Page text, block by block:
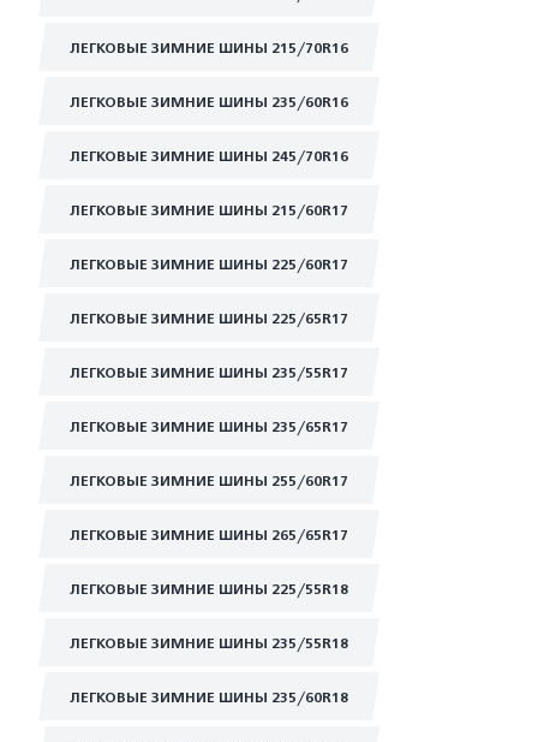
ЛЕГКОВЫЕ ЗИМНИЕ ШИНЫ 215/70R16
ЛЕГКОВЫЕ ЗИМНИЕ ШИНЫ 235/60R16
ЛЕГКОВЫЕ ЗИМНИЕ ШИНЫ 245/70R16
ЛЕГКОВЫЕ ЗИМНИЕ ШИНЫ 215/60R17
ЛЕГКОВЫЕ ЗИМНИЕ ШИНЫ 225/60R17
ЛЕГКОВЫЕ ЗИМНИЕ ШИНЫ 225/65R17
ЛЕГКОВЫЕ ЗИМНИЕ ШИНЫ 235/55R17
ЛЕГКОВЫЕ ЗИМНИЕ ШИНЫ 235/65R17
ЛЕГКОВЫЕ ЗИМНИЕ ШИНЫ 255/60R17
ЛЕГКОВЫЕ ЗИМНИЕ ШИНЫ 265/65R17
ЛЕГКОВЫЕ ЗИМНИЕ ШИНЫ 225/55R18
ЛЕГКОВЫЕ ЗИМНИЕ ШИНЫ 235/55R18
ЛЕГКОВЫЕ ЗИМНИЕ ШИНЫ 235/60R18